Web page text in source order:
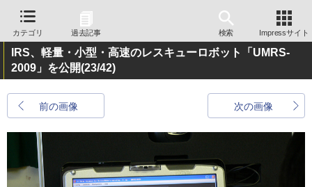
カテゴリ 過去記事 検索 Impressサイト
IRS、軽量・小型・高速のレスキューロボット「UMRS-
2009」を公開(23/42)
前の画像 次の画像